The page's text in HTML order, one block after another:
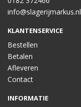
info@slagerijmarkus.nl
KLANTENSERVICE
Bestellen
Betalen
Afleveren
Contact
INFORMATIE